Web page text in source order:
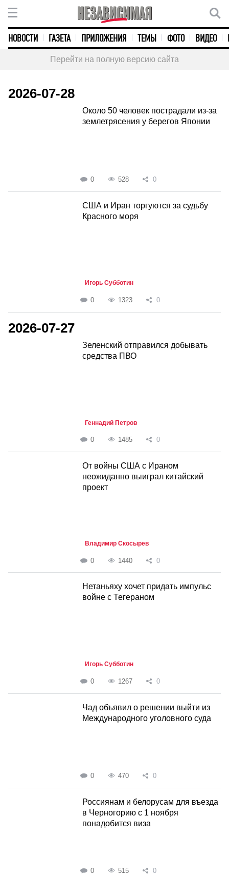
НОВОСТИ ГАЗЕТА ПРИЛОЖЕНИЯ ТЕМЫ ФОТО ВИДЕО
Перейти на полную версию сайта
2026-07-28
Около 50 человек пострадали из-за
землетрясения у берегов Японии
0 528 0
США и Иран торгуются за судьбу
Красного моря
Игорь Субботин
0 1323 0
2026-07-27
Зеленский отправился добывать
средства ПВО
Геннадий Петров
0 1485 0
От войны США с Ираном
неожиданно выиграл китайский
проект
Владимир Скосырев
0 1440 0
Нетаньяху хочет придать импульс
войне с Тегераном
Игорь Субботин
0 1267 0
Чад объявил о решении выйти из
Международного уголовного суда
0 470 0
Россиянам и белорусам для въезда
в Черногорию с 1 ноября
понадобится виза
0 515 0